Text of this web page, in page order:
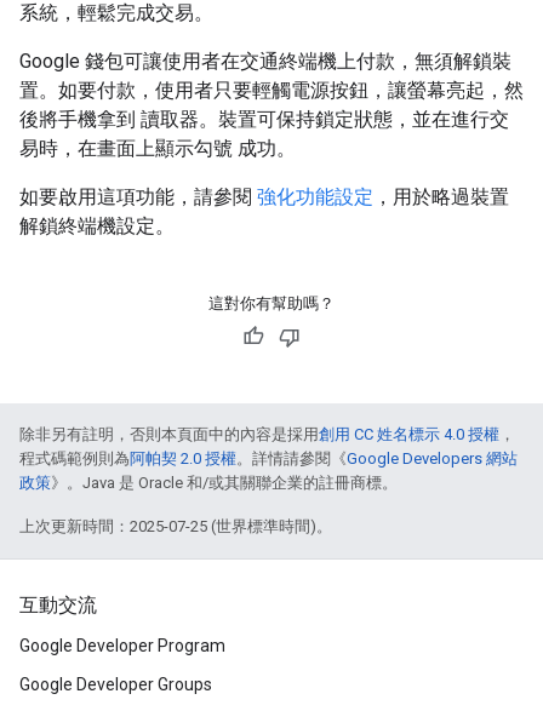
系統，輕鬆完成交易。
Google 錢包可讓使用者在交通終端機上付款，無須解鎖裝
置。如要付款，使用者只要輕觸電源按鈕，讓螢幕亮起，然
後將手機拿到 讀取器。裝置可保持鎖定狀態，並在進行交
易時，在畫面上顯示勾號 成功。
如要啟用這項功能，請參閱 強化功能設定 ，用於略過裝置
解鎖終端機設定。
這對你有幫助嗎？
除非另有註明，否則本頁面中的內容是採用創用 CC 姓名標示 4.0 授權 ，
程式碼範例則為阿帕契 2.0 授權。詳情請參閱《Google Developers 網站
政策》。Java 是 Oracle 和/或其關聯企業的註冊商標。
上次更新時間：2025-07-25 (世界標準時間)。
互動交流
Google Developer Program
Google Developer Groups